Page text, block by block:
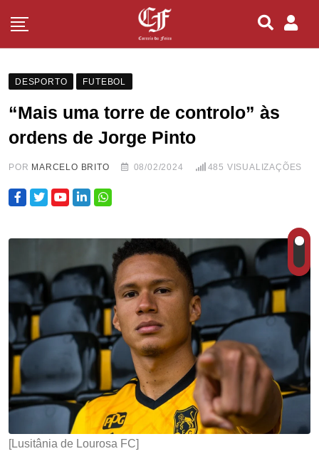
DESPORTO FUTEBOL
“Mais uma torre de controlo” às
ordens de Jorge Pinto
POR MARCELO BRITO 08/02/2024 485 VISUALIZAÇÕES
[Lusitânia de Lourosa FC]